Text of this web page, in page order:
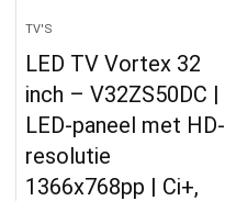
TV'S
LED TV Vortex 32
inch – V32ZS50DC |
LED-paneel met HD-
resolutie
1366x768pp | Ci+,